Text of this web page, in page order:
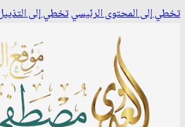
تخطي إلى المحتوى الرئيسيتخطي إلى